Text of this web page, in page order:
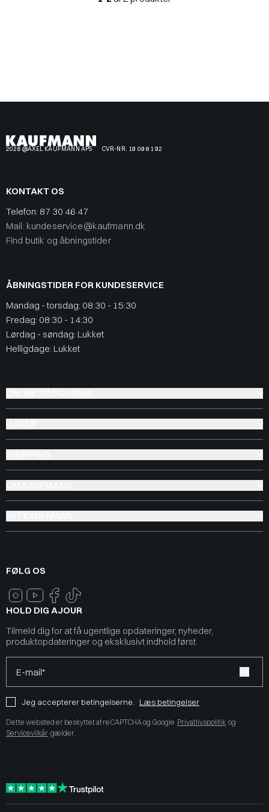
2026 @AXEL KAUFMANN APS CVR-NR. 19 09 81 92
KONTAKT OS
Telefon: 87 30 46 47
Mail: kundeservice@kaufmann.dk
Find butik og åbningstider
ÅBNINGSTIDER FOR KUNDESERVICE
Mandag - torsdag: 08:30 - 15:30
Fredag: 08:30 - 14:30
Lørdag - søndag: Lukket
Helligdage: Lukket
FØLG OS
HOLD DIG AJOUR
Tilmeld dig for at få ugentlige opdateringer, nyheder,
produktopdateringer og eksklusivt indhold først.
E-mail*
Jeg accepterer betingelserne. Læs betingelser
Dette websted er beskyttet af reCAPTCHA og Google Privatlivspolitik og
Servicevilkår gælder.